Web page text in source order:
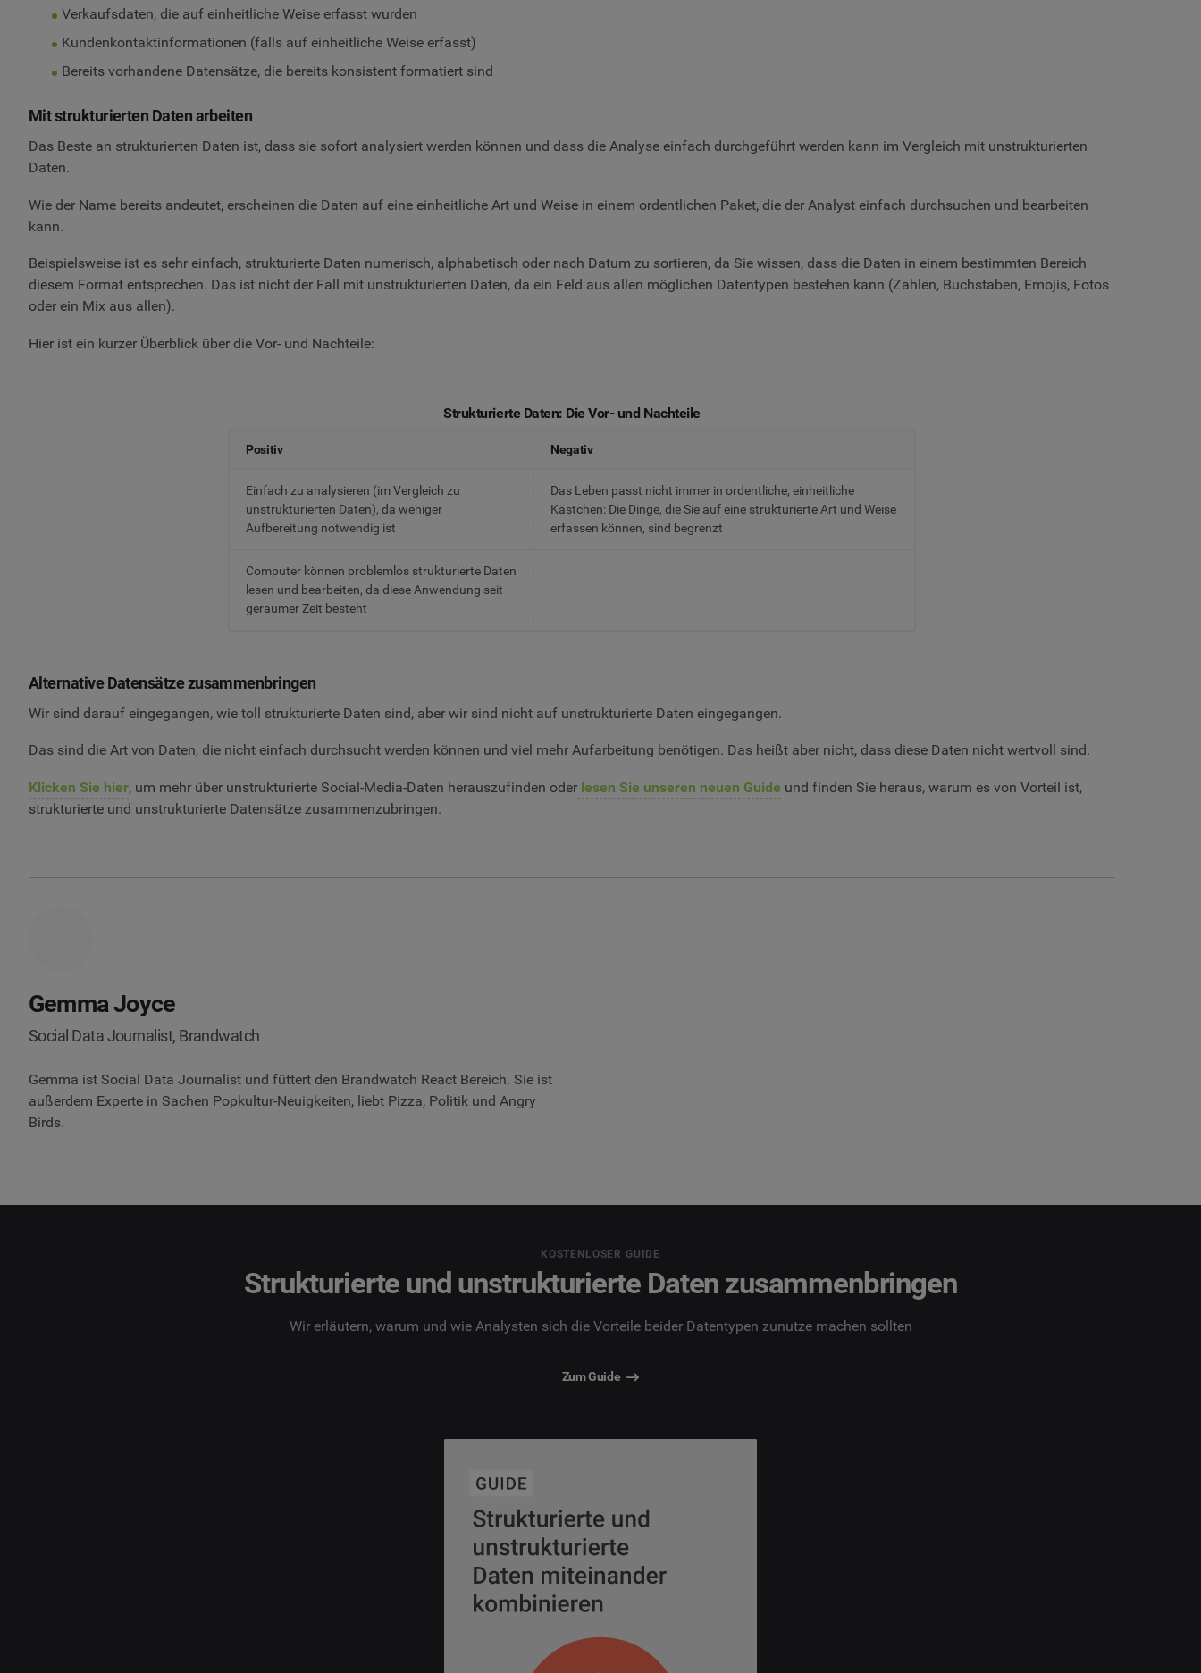
Verkaufsdaten, die auf einheitliche Weise erfasst wurden
Kundenkontaktinformationen (falls auf einheitliche Weise erfasst)
Bereits vorhandene Datensätze, die bereits konsistent formatiert sind
Mit strukturierten Daten arbeiten
Das Beste an strukturierten Daten ist, dass sie sofort analysiert werden können und dass die Analyse einfach durchgeführt werden kann im Vergleich mit unstrukturierten
Daten.
Wie der Name bereits andeutet, erscheinen die Daten auf eine einheitliche Art und Weise in einem ordentlichen Paket, die der Analyst einfach durchsuchen und bearbeiten
kann.
Beispielsweise ist es sehr einfach, strukturierte Daten numerisch, alphabetisch oder nach Datum zu sortieren, da Sie wissen, dass die Daten in einem bestimmten Bereich
diesem Format entsprechen. Das ist nicht der Fall mit unstrukturierten Daten, da ein Feld aus allen möglichen Datentypen bestehen kann (Zahlen, Buchstaben, Emojis, Fotos
oder ein Mix aus allen).
Hier ist ein kurzer Überblick über die Vor- und Nachteile:
Strukturierte Daten: Die Vor- und Nachteile
Positiv Negativ
Einfach zu analysieren (im Vergleich zu
unstrukturierten Daten), da weniger
Aufbereitung notwendig ist
Das Leben passt nicht immer in ordentliche, einheitliche
Kästchen: Die Dinge, die Sie auf eine strukturierte Art und Weise
erfassen können, sind begrenzt
Computer können problemlos strukturierte Daten
lesen und bearbeiten, da diese Anwendung seit
geraumer Zeit besteht
Alternative Datensätze zusammenbringen
Wir sind darauf eingegangen, wie toll strukturierte Daten sind, aber wir sind nicht auf unstrukturierte Daten eingegangen.
Das sind die Art von Daten, die nicht einfach durchsucht werden können und viel mehr Aufarbeitung benötigen. Das heißt aber nicht, dass diese Daten nicht wertvoll sind.
Klicken Sie hier, um mehr über unstrukturierte Social-Media-Daten herauszufinden oder lesen Sie unseren neuen Guide und finden Sie heraus, warum es von Vorteil ist,
strukturierte und unstrukturierte Datensätze zusammenzubringen.
Gemma Joyce
Social Data Journalist, Brandwatch
Gemma ist Social Data Journalist und füttert den Brandwatch React Bereich. Sie ist
außerdem Experte in Sachen Popkultur-Neuigkeiten, liebt Pizza, Politik und Angry
Birds.
KOSTENLOSER GUIDE
Strukturierte und unstrukturierte Daten zusammenbringen
Wir erläutern, warum und wie Analysten sich die Vorteile beider Datentypen zunutze machen sollten
Zum Guide